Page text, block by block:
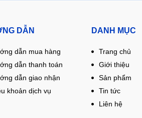
DẪN
dẫn mua hàng
dẫn thanh toán
dẫn giao nhận
khoản dịch vụ
DANH MỤC
Trang chủ
Giới thiệu
Sản phẩm
Tin tức
Liên hệ